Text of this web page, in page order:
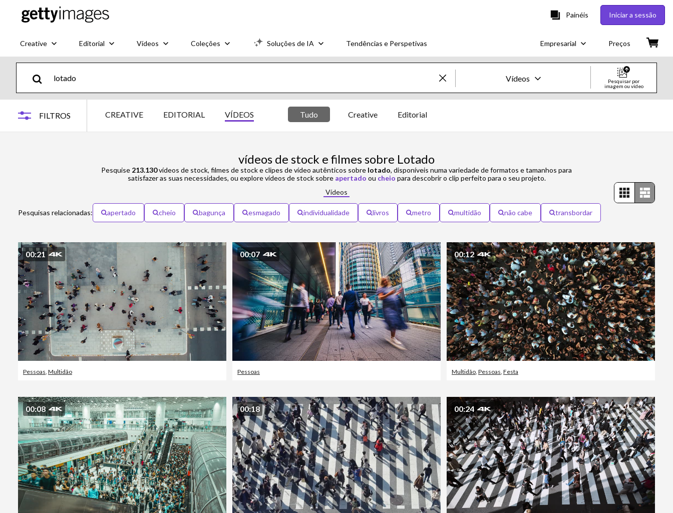
Painéis Iniciar a sessão
Creative Editorial Vídeos Coleções Soluções de IA Tendências e Perspetivas Empresarial Preços
Vídeos
Editorial
Creative
Pesquisar por
imagem ou vídeo
FILTROS CREATIVE EDITORIAL VÍDEOS Tudo Creative Editorial
vídeos de stock e filmes sobre Lotado
Pesquise 213.130vídeos de stock, filmes de stock e clipes de vídeo autênticos sobre lotado, disponíveis numa variedade de formatos e tamanhos para
satisfazer as suas necessidades, ou explore vídeos de stock sobre apertado ou cheio para descobrir o clip perfeito para o seu projeto.
Vídeos
Pesquisas relacionadas: apertado cheio bagunça esmagado individualidade livros metro multidão não cabe transbordar
00:21
Pessoas, Multidão
00:07
Pessoas
00:12
Multidão, Pessoas, Festa
00:08 00:18 00:24